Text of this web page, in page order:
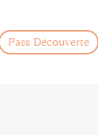
Pass Découverte